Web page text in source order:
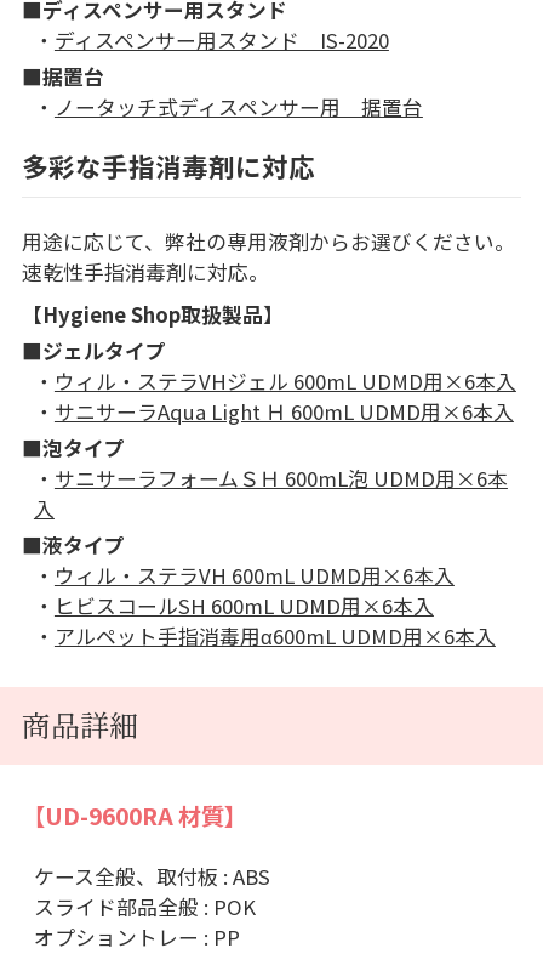
■ディスペンサー用スタンド
・ ディスペンサー用スタンド IS-2020
■据置台
・ ノータッチ式ディスペンサー用 据置台
多彩な手指消毒剤に対応
用途に応じて、弊社の専用液剤からお選びください。
速乾性手指消毒剤に対応。
【Hygiene Shop取扱製品】
■ジェルタイプ
・ ウィル・ステラVHジェル 600mL UDMD用×6本入
・ サニサーラAqua Light Ｈ 600mL UDMD用×6本入
■泡タイプ
・ サニサーラフォームＳＨ 600mL泡 UDMD用×6本
入
■液タイプ
・ ウィル・ステラVH 600mL UDMD用×6本入
・ ヒビスコールSH 600mL UDMD用×6本入
・ アルペット手指消毒用α600mL UDMD用×6本入
商品詳細
【UD-9600RA 材質】
ケース全般、取付板 : ABS
スライド部品全般 : POK
オプショントレー : PP